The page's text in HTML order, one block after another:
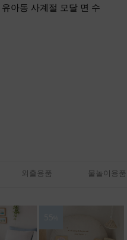
아동 사계절 모달 면 수
외출용품 물놀이용품